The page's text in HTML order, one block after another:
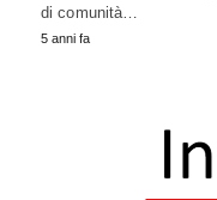
di comunità…
5 anni fa